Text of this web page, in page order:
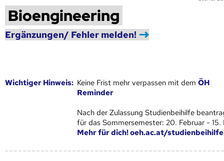
Bioengineering
Ergänzungen/ Fehler melden!
Wich­ti­ger Hin­weis: Keine Frist mehr verpassen mit demÖH
Reminder
Nach der Zulassung Studienbeihilfe
für das Sommersemester: 20. Februar - 15.
Mehr für dich! oeh.ac.at/studienbeihilfe